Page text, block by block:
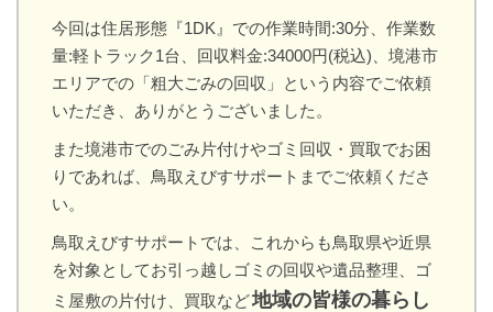
今回は住居形態『1DK』での作業時間:30分、作業数
量:軽トラック1台、回収料金:34000円(税込)、境港市
エリアでの「粗大ごみの回収」という内容でご依頼
いただき、ありがとうございました。
また境港市でのごみ片付けやゴミ回収・買取でお困
りであれば、鳥取えびすサポートまでご依頼くださ
い。
鳥取えびすサポートでは、これからも鳥取県や近県
を対象としてお引っ越しゴミの回収や遺品整理、ゴ
ミ屋敷の片付け、買取など地域の皆様の暮らし